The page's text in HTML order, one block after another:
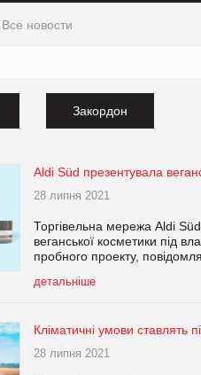
Все новости
Закордон
Aldi Süd презентувала
28 липня 2021
Торгівельна мережа Aldi
веганської косметики під
пробного проекту,
детальніше
Кліматичні умови ставлять
28 липня 2021